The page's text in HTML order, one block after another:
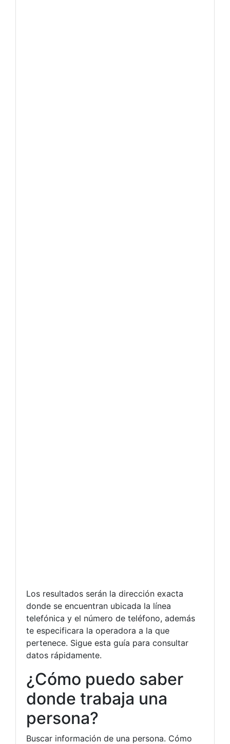
Los resultados serán la dirección exacta
donde se encuentran ubicada la línea
telefónica y el número de teléfono, además
te especificara la operadora a la que
pertenece. Sigue esta guía para consultar
datos rápidamente.
¿Cómo puedo saber
donde trabaja una
persona?
Buscar información de una persona. Cómo